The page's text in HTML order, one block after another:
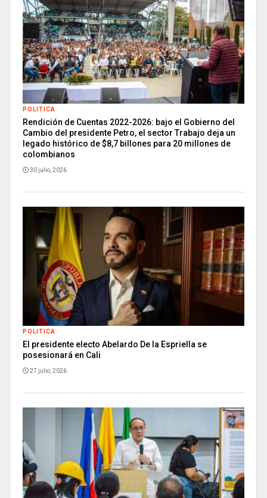
POLITICA
Rendición de Cuentas 2022-2026: bajo el Gobierno del
Cambio del presidente Petro, el sector Trabajo deja un
legado histórico de $8,7 billones para 20 millones de
colombianos
30 julio, 2026
POLITICA
El presidente electo Abelardo De la Espriella se
posesionará en Cali
27 julio, 2026